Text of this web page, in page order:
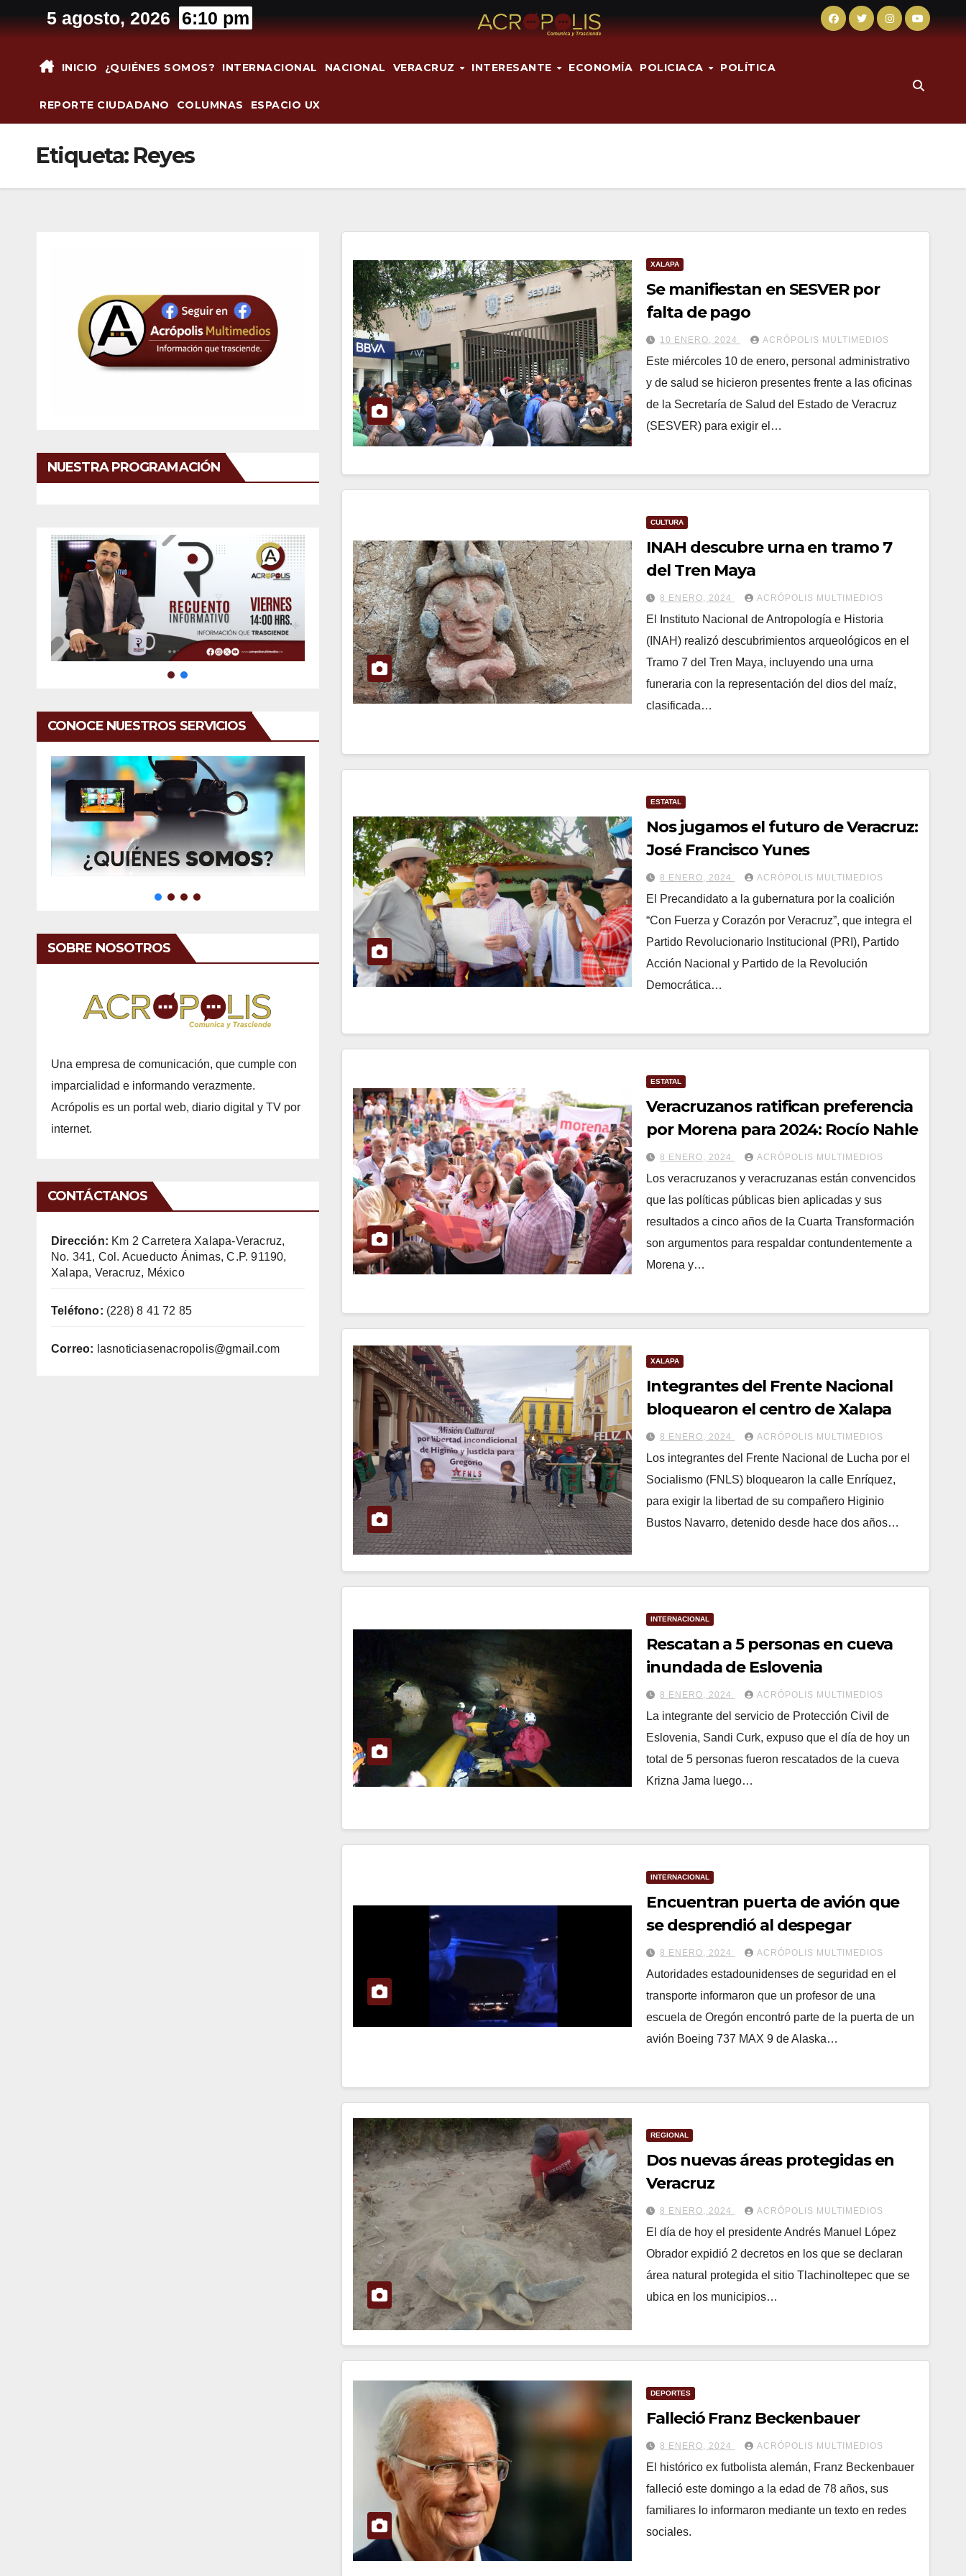
al
5 agosto, 2026 6:10 pm
INICIO ¿QUIÉNES SOMOS? INTERNACIONAL NACIONAL VERACRUZ INTERESANTE ECONOMÍA POLICIACA POLÍTICA
REPORTE CIUDADANO COLUMNAS ESPACIO UX
Etiqueta: Reyes
NUESTRA PROGRAMACIÓN
CONOCE NUESTROS SERVICIOS
SOBRE NOSOTROS
Una empresa de comunicación, que cumple con
imparcialidad e informando verazmente.
Acrópolis es un portal web, diario digital y TV por
internet.
CONTÁCTANOS
Dirección: Km 2 Carretera Xalapa-Veracruz,
No. 341, Col. Acueducto Ánimas, C.P. 91190,
Xalapa, Veracruz, México
Teléfono: (228) 8 41 72 85
Correo: lasnoticiasenacropolis@gmail.com
XALAPA
Se manifiestan en SESVER por
falta de pago
10 ENERO, 2024 ACRÓPOLIS MULTIMEDIOS
Este miércoles 10 de enero, personal administrativo
y de salud se hicieron presentes frente a las oficinas
de la Secretaría de Salud del Estado de Veracruz
(SESVER) para exigir el…
CULTURA
INAH descubre urna en tramo 7
del Tren Maya
8 ENERO, 2024 ACRÓPOLIS MULTIMEDIOS
El Instituto Nacional de Antropología e Historia
(INAH) realizó descubrimientos arqueológicos en el
Tramo 7 del Tren Maya, incluyendo una urna
funeraria con la representación del dios del maíz,
clasificada…
ESTATAL
Nos jugamos el futuro de Veracruz:
José Francisco Yunes
8 ENERO, 2024 ACRÓPOLIS MULTIMEDIOS
El Precandidato a la gubernatura por la coalición
“Con Fuerza y Corazón por Veracruz”, que integra el
Partido Revolucionario Institucional (PRI), Partido
Acción Nacional y Partido de la Revolución
Democrática…
ESTATAL
Veracruzanos ratifican preferencia
por Morena para 2024: Rocío Nahle
8 ENERO, 2024 ACRÓPOLIS MULTIMEDIOS
Los veracruzanos y veracruzanas están convencidos
que las políticas públicas bien aplicadas y sus
resultados a cinco años de la Cuarta Transformación
son argumentos para respaldar contundentemente a
Morena y…
XALAPA
Integrantes del Frente Nacional
bloquearon el centro de Xalapa
8 ENERO, 2024 ACRÓPOLIS MULTIMEDIOS
Los integrantes del Frente Nacional de Lucha por el
Socialismo (FNLS) bloquearon la calle Enríquez,
para exigir la libertad de su compañero Higinio
Bustos Navarro, detenido desde hace dos años…
INTERNACIONAL
Rescatan a 5 personas en cueva
inundada de Eslovenia
8 ENERO, 2024 ACRÓPOLIS MULTIMEDIOS
La integrante del servicio de Protección Civil de
Eslovenia, Sandi Curk, expuso que el día de hoy un
total de 5 personas fueron rescatados de la cueva
Krizna Jama luego…
INTERNACIONAL
Encuentran puerta de avión que
se desprendió al despegar
8 ENERO, 2024 ACRÓPOLIS MULTIMEDIOS
Autoridades estadounidenses de seguridad en el
transporte informaron que un profesor de una
escuela de Oregón encontró parte de la puerta de un
avión Boeing 737 MAX 9 de Alaska…
REGIONAL
Dos nuevas áreas protegidas en
Veracruz
8 ENERO, 2024 ACRÓPOLIS MULTIMEDIOS
El día de hoy el presidente Andrés Manuel López
Obrador expidió 2 decretos en los que se declaran
área natural protegida el sitio Tlachinoltepec que se
ubica en los municipios…
DEPORTES
Falleció Franz Beckenbauer
8 ENERO, 2024 ACRÓPOLIS MULTIMEDIOS
El histórico ex futbolista alemán, Franz Beckenbauer
falleció este domingo a la edad de 78 años, sus
familiares lo informaron mediante un texto en redes
sociales.